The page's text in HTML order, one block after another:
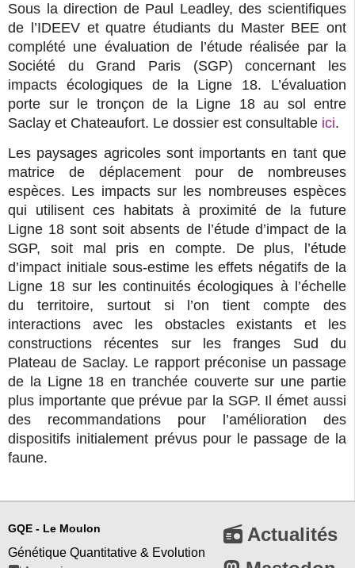
Sous la direction de Paul Leadley, des scientifiques
de l’IDEEV et quatre étudiants du Master BEE ont
complété une évaluation de l’étude réalisée par la
Société du Grand Paris (SGP) concernant les
impacts écologiques de la Ligne 18. L’évaluation
porte sur le tronçon de la Ligne 18 au sol entre
Saclay et Chateaufort. Le dossier est consultable ici.
Les paysages agricoles sont importants en tant que
matrice de déplacement pour de nombreuses
espèces. Les impacts sur les nombreuses espèces
qui utilisent ces habitats à proximité de la future
Ligne 18 sont soit absents de l’étude d’impact de la
SGP, soit mal pris en compte. De plus, l’étude
d’impact initiale sous-estime les effets négatifs de la
Ligne 18 sur les continuités écologiques à l’échelle
du territoire, surtout si l’on tient compte des
interactions avec les obstacles existants et les
constructions récentes sur les franges Sud du
Plateau de Saclay. Le rapport préconise un passage
de la Ligne 18 en tranchée couverte sur une partie
plus importante que prévue par la SGP. Il émet aussi
des recommandations pour l’amélioration des
dispositifs initialement prévus pour le passage de la
faune.
GQE - Le Moulon
Génétique Quantitative & Evolution
Actualités